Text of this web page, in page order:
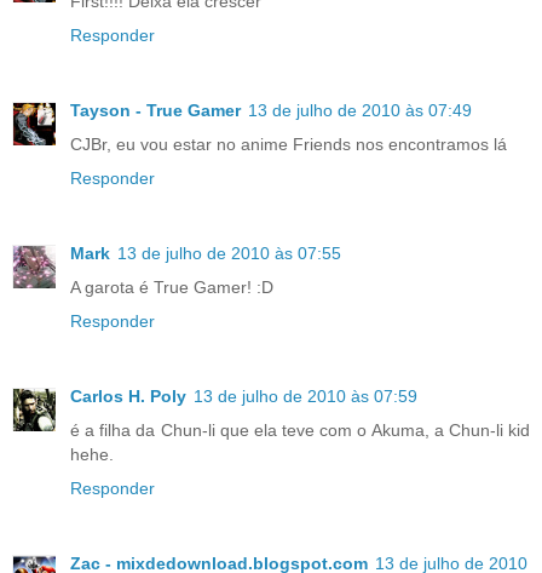
Responder
Tayson - True Gamer 13 de julho de 2010 às 07:49
CJBr, eu vou estar no anime Friends nos encontramos lá
Responder
Mark 13 de julho de 2010 às 07:55
A garota é True Gamer! :D
Responder
Carlos H. Poly 13 de julho de 2010 às 07:59
é a filha da Chun-li que ela teve com o Akuma, a Chun-li kid
hehe.
Responder
Zac - mixdedownload.blogspot.com 13 de julho de 2010